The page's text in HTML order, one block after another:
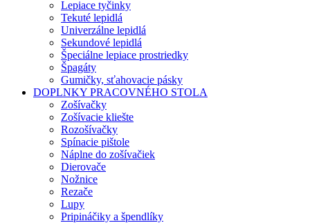
Lepiace tyčinky
Tekuté lepidlá
Univerzálne lepidlá
Sekundové lepidlá
Špeciálne lepiace prostriedky
Špagáty
Gumičky, sťahovacie pásky
DOPLNKY PRACOVNÉHO STOLA
Zošívačky
Zošívacie kliešte
Rozošívačky
Spínacie pištole
Náplne do zošívačiek
Dierovače
Nožnice
Rezače
Lupy
Pripináčiky a špendlíky